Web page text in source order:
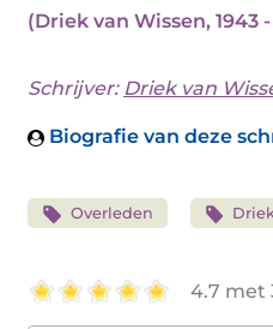
(Driek van Wissen, 1943 -
Schrijver: Driek van
Biografie van deze
Overleden
4.7 met